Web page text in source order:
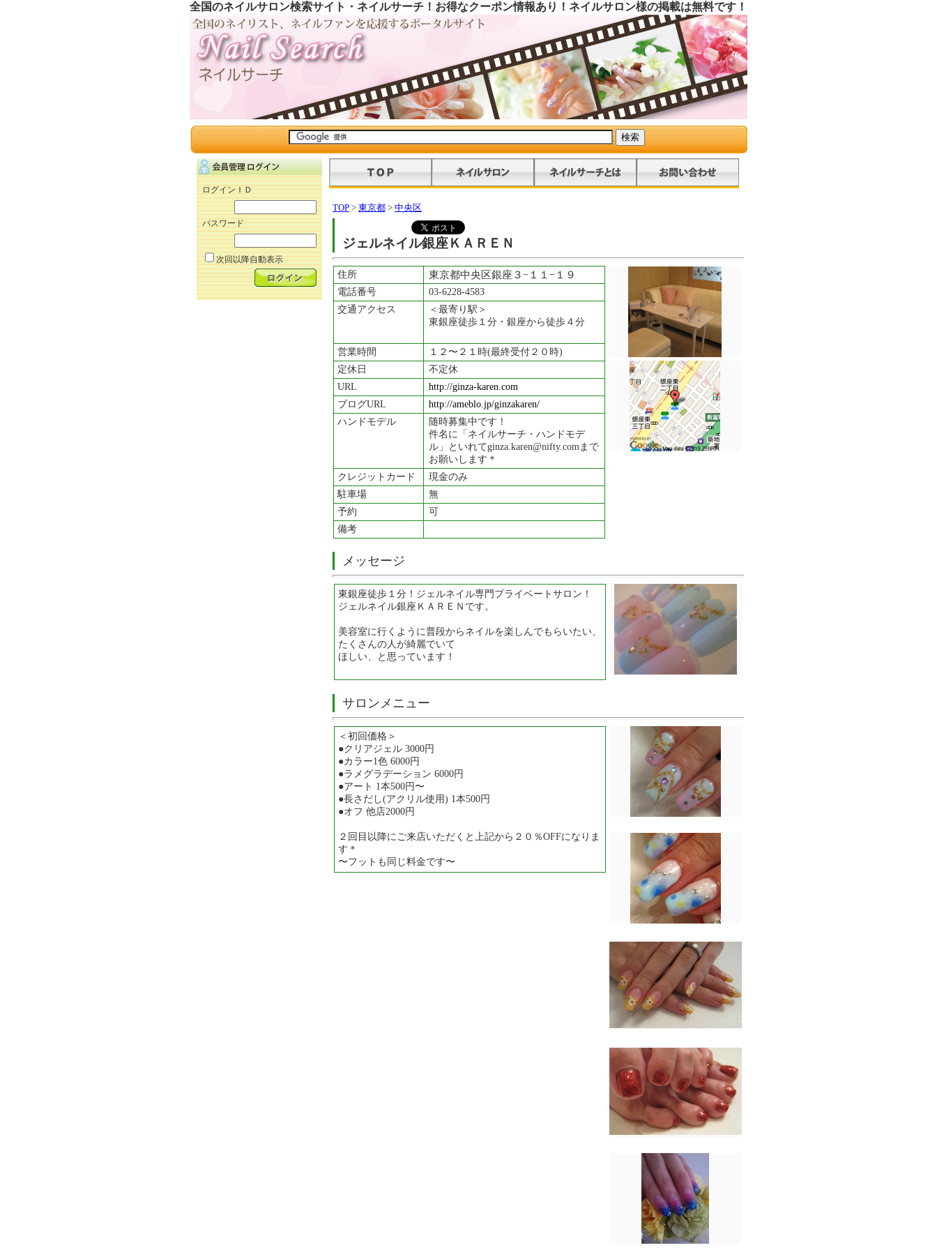
全国のネイルサロン検索サイト・ネイルサーチ！お得なクーポン情報あり！ネイルサロン様の掲載は無料です！
ログインＩＤ
パスワード
次回以降自動表示
TOP > 東京都 > 中央区
ジェルネイル銀座ＫＡＲＥＮ
住所 東京都中央区銀座３−１１−１９
電話番号
03-6228-4583
交通アクセス
＜最寄り駅＞
東銀座徒歩１分・銀座から徒歩４分
営業時間
１２〜２１時(最終受付２０時)
定休日
不定休
URL
http://ginza-karen.com
ブログURL
http://ameblo.jp/ginzakaren/
ハンドモデル
随時募集中です！
件名に「ネイルサーチ・ハンドモデ
ル」といれてginza.karen@nifty.comまで
お願いします＊
クレジットカード
現金のみ
駐車場
無
予約
可
備考
メッセージ
東銀座徒歩１分！ジェルネイル専門プライベートサロン！
ジェルネイル銀座ＫＡＲＥＮです。
美容室に行くように普段からネイルを楽しんでもらいたい、
たくさんの人が綺麗でいて
ほしい、と思っています！
サロンメニュー
＜初回価格＞
●クリアジェル 3000円
●カラー1色 6000円
●ラメグラデーション 6000円
●アート 1本500円〜
●長さだし(アクリル使用) 1本500円
●オフ 他店2000円
２回目以降にご来店いただくと上記から２０％OFFになりま
す＊
〜フットも同じ料金です〜